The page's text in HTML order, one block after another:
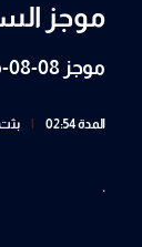
موجز
موجز 08-08-2026
المدة 02:54 بثت
.